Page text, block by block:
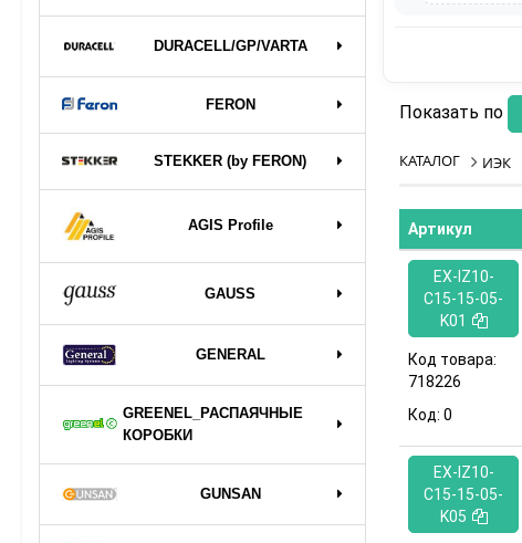
DURAСELL/GP/VARTA
FERON
STEKKER (by FERON)
AGIS Profile
GAUSS
GENERAL
GREENEL_РАСПАЯЧНЫЕ
КОРОБКИ
GUNSAN
Показать по
КАТАЛОГ ИЭК
Артикул
EX-IZ10-
C15-15-05-
K01
Код товара:
718226
Код: 0
EX-IZ10-
C15-15-05-
K05